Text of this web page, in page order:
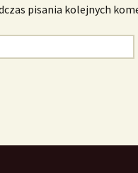
pisania kolejnych